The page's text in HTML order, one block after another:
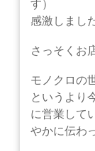
す）
感激しました
さっそくお
モノクロの
というより
に営業して
やかに伝わ